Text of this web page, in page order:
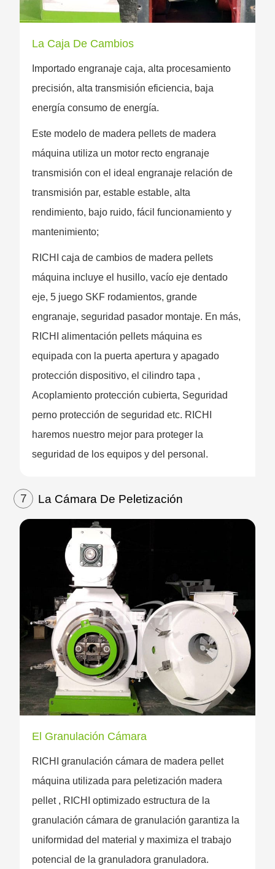
La Caja De Cambios
Importado engranaje caja, alta procesamiento
precisión, alta transmisión eficiencia, baja
energía consumo de energía.
Este modelo de madera pellets de madera
máquina utiliza un motor recto engranaje
transmisión con el ideal engranaje relación de
transmisión par, estable estable, alta
rendimiento, bajo ruido, fácil funcionamiento y
mantenimiento;
RICHI caja de cambios de madera pellets
máquina incluye el husillo, vacío eje dentado
eje, 5 juego SKF rodamientos, grande
engranaje, seguridad pasador montaje. En más,
RICHI alimentación pellets máquina es
equipada con la puerta apertura y apagado
protección dispositivo, el cilindro tapa ,
Acoplamiento protección cubierta, Seguridad
perno protección de seguridad etc. RICHI
haremos nuestro mejor para proteger la
seguridad de los equipos y del personal.
La Cámara De Peletización
7
El Granulación Cámara
RICHI granulación cámara de madera pellet
máquina utilizada para peletización madera
pellet , RICHI optimizado estructura de la
granulación cámara de granulación garantiza la
uniformidad del material y maximiza el trabajo
potencial de la granuladora granuladora.